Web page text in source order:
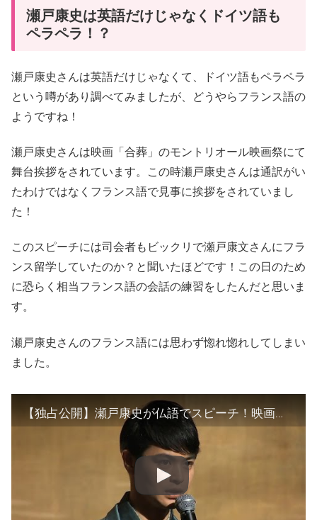
瀬戸康史は英語だけじゃなくドイツ語も
ペラペラ！？
瀬戸康史さんは英語だけじゃなくて、ドイツ語もペラペラ
という噂があり調べてみましたが、どうやらフランス語の
ようですね！
瀬戸康史さんは映画「合葬」のモントリオール映画祭にて
舞台挨拶をされています。この時瀬戸康史さんは通訳がい
たわけではなくフランス語で見事に挨拶をされていまし
た！
このスピーチには司会者もビックリで瀬戸康文さんにフラ
ンス留学していたのか？と聞いたほどです！この日のため
に恐らく相当フランス語の会話の練習をしたんだと思いま
す。
瀬戸康史さんのフランス語には思わず惚れ惚れしてしまい
ました。
【独占公開】瀬戸康史が仏語でスピーチ！映画「合葬」モントリオール世界映画祭プレミア上映会 #Koji Seto #movie